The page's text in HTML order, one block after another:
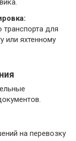
транспорта для
или яхтенному
на перевозку